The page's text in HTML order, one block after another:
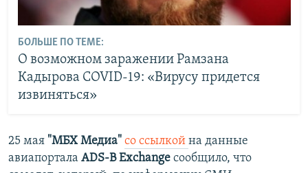
БОЛЬШЕ ПО ТЕМЕ:
О возможном заражении Рамзана
Кадырова COVID-19: «Вирусу придется
извиняться»
25 мая "МБХ Медиа" со ссылкой на данные
авиапортала ADS-B Exchange сообщило, что